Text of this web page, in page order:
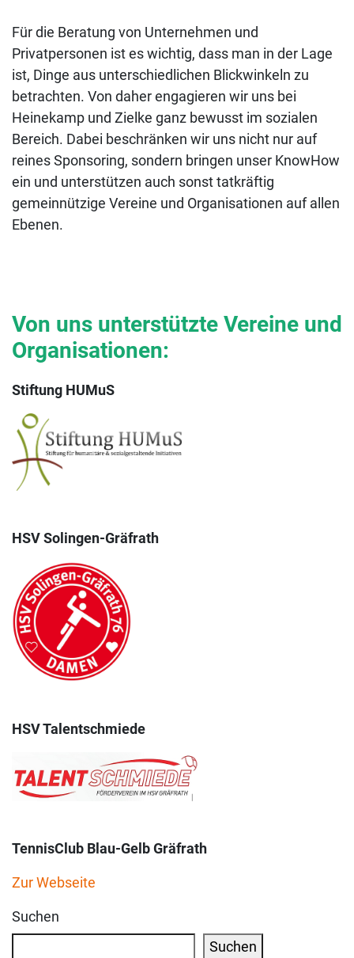
Für die Beratung von Unternehmen und
Privatpersonen ist es wichtig, dass man in der Lage
ist, Dinge aus unterschiedlichen Blickwinkeln zu
betrachten. Von daher engagieren wir uns bei
Heinekamp und Zielke ganz bewusst im sozialen
Bereich. Dabei beschränken wir uns nicht nur auf
reines Sponsoring, sondern bringen unser KnowHow
ein und unterstützen auch sonst tatkräftig
gemeinnützige Vereine und Organisationen auf allen
Ebenen.
Von uns unterstützte Vereine und
Organisationen:
Stiftung HUMuS
HSV Solingen-Gräfrath
HSV Talentschmiede
TennisClub Blau-Gelb Gräfrath
Zur Webseite
Suchen
Suchen